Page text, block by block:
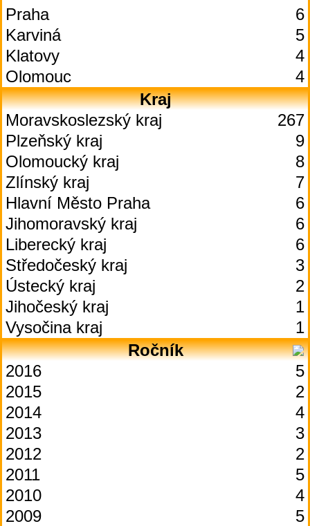
Praha
6
Karviná
5
Klatovy
4
Olomouc
4
Kraj
Moravskoslezský kraj
267
Plzeňský kraj
9
Olomoucký kraj
8
Zlínský kraj
7
Hlavní Město Praha
6
Jihomoravský kraj
6
Liberecký kraj
6
Středočeský kraj
3
Ústecký kraj
2
Jihočeský kraj
1
Vysočina kraj
1
Ročník
2016
5
2015
2
2014
4
2013
3
2012
2
2011
5
2010
4
2009
5